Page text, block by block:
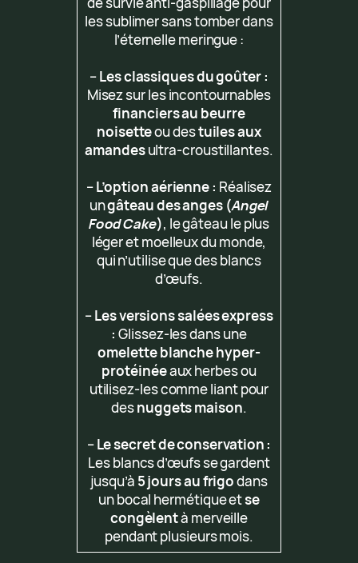
les sublimer sans tomber dans
l’éternelle meringue :
–Les classiques du goûter :
Misez sur les incontournables
financiers au beurre
noisetteou destuiles aux
amandesultra-croustillantes.
–L’option aérienne : Réalisez
ungâteau des anges (Angel
Food Cake), le gâteau le plus
léger et moelleux du monde,
qui n’utilise que des blancs
d’œufs.
–Les versions salées express
: Glissez-les dans une
omelette blanche hyper-
protéinéeaux herbes ou
utilisez-les comme liant pour
desnuggets maison.
–Le secret de conservation :
Les blancs d’œufs se gardent
jusqu’à 5 jours au frigodans
un bocal hermétique etse
congèlentà merveille
pendant plusieurs mois.